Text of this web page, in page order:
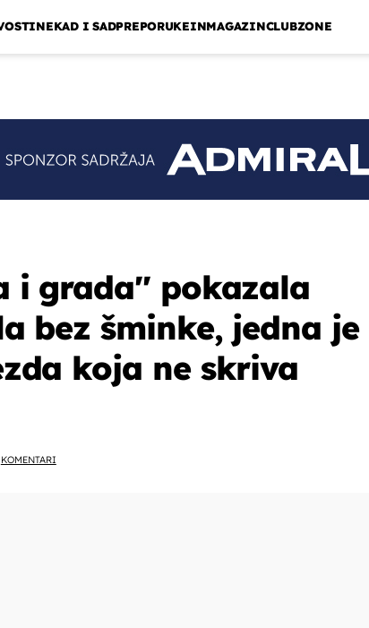
NEKAD I SADPREPORUKEINMAGAZINCLUBZONE
i grada'' pokazala
bez šminke, jedna je
koja ne skriva
KOMENTARI